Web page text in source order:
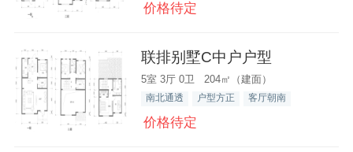
价格待定
联排别墅C中户户型
5室 3厅 0卫 204㎡（建面）
南北通透 户型方正 客厅朝南
价格待定